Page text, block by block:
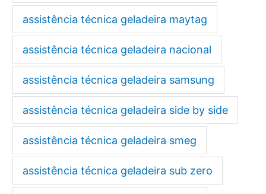
assistência técnica geladeira maytag
assistência técnica geladeira nacional
assistência técnica geladeira samsung
assistência técnica geladeira side by side
assistência técnica geladeira smeg
assistência técnica geladeira sub zero